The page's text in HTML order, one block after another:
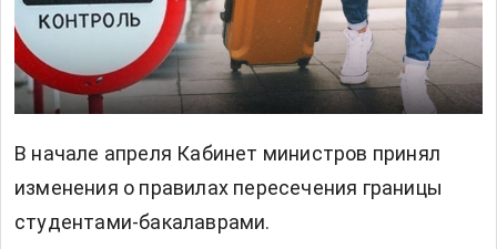
В начале апреля Кабинет министров принял
изменения о правилах пересечения границы
студентами-бакалаврами.